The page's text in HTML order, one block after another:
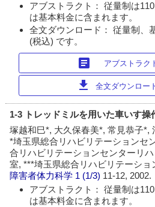
アブストラクト： 従量制は
は基本料金に含まれます。
全文ダウンロード： 従量制、
(税込) です。
article アブストラク
download 全文ダウンロー
1-3 トレッドミルを用いた車いす操
塚越和巳*, 大久保春美*, 常見恭子*,
*埼玉県総合リハビリテーションセ
合リハビリテーションセンターリ
室, ***埼玉県総合リハビリテーシ
障害者体力科学 1 (1/3) 11-12, 2002.
アブストラクト： 従量制は
は基本料金に含まれます。